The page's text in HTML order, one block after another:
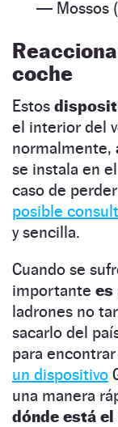
— Mossos
coche
Estos
el interior del
normalmente,
se instala en
caso de
posible
y sencilla.
Cuando se
importante es
ladrones no
sacarlo del
para
un dispositivo
una manera
dónde está